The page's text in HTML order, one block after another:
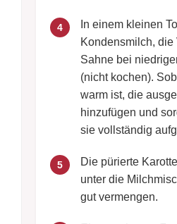
4
In einem kleinen
Kondensmilch,
Sahne bei
(nicht kochen).
warm ist, die
hinzufügen und
sie vollständig
5
Die pürierte
unter die
gut vermengen.